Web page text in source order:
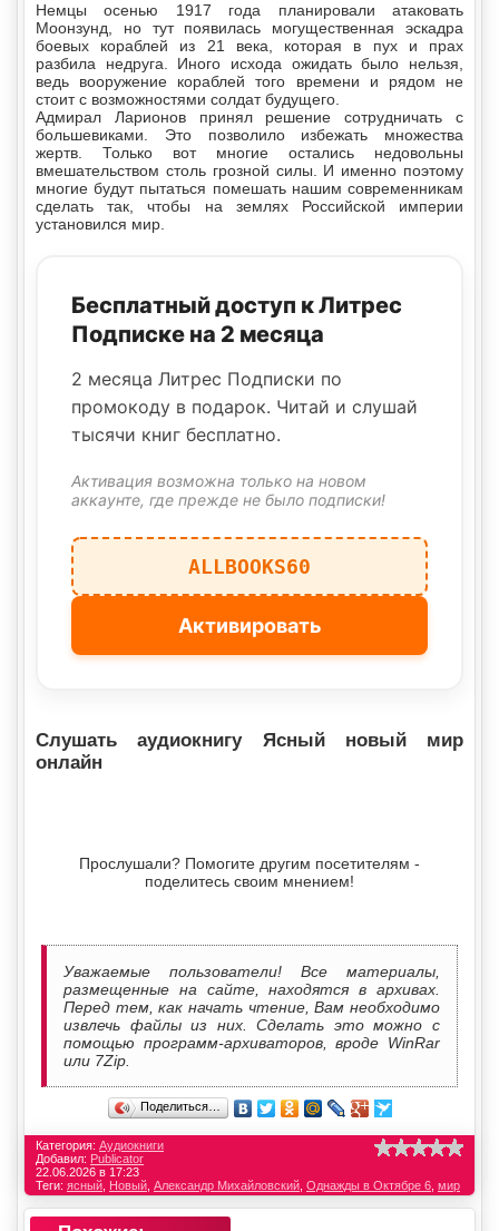
Немцы осенью 1917 года планировали атаковать
Моонзунд, но тут появилась могущественная эскадра
боевых кораблей из 21 века, которая в пух и прах
разбила недруга. Иного исхода ожидать было нельзя,
ведь вооружение кораблей того времени и рядом не
стоит с возможностями солдат будущего.
Адмирал Ларионов принял решение сотрудничать с
большевиками. Это позволило избежать множества
жертв. Только вот многие остались недовольны
вмешательством столь грозной силы. И именно поэтому
многие будут пытаться помешать нашим современникам
сделать так, чтобы на землях Российской империи
установился мир.
Бесплатный доступ к Литрес
Подписке на 2 месяца
2 месяца Литрес Подписки по
промокоду в подарок. Читай и слушай
тысячи книг бесплатно.
Активация возможна только на новом
аккаунте, где прежде не было подписки!
ALLBOOKS60
Активировать
Слушать аудиокнигу Ясный новый мир
онлайн
Прослушали? Помогите другим посетителям -
поделитесь своим мнением!
Уважаемые пользователи! Все материалы,
размещенные на сайте, находятся в архивах.
Перед тем, как начать чтение, Вам необходимо
извлечь файлы из них. Сделать это можно с
помощью программ-архиваторов, вроде WinRar
или 7Zip.
Поделиться…
Категория: Аудиокниги
Добавил: Publicator
22.06.2026 в 17:23
Теги: ясный Новый Александр Михайловский Однажды в Октябре 6 мир